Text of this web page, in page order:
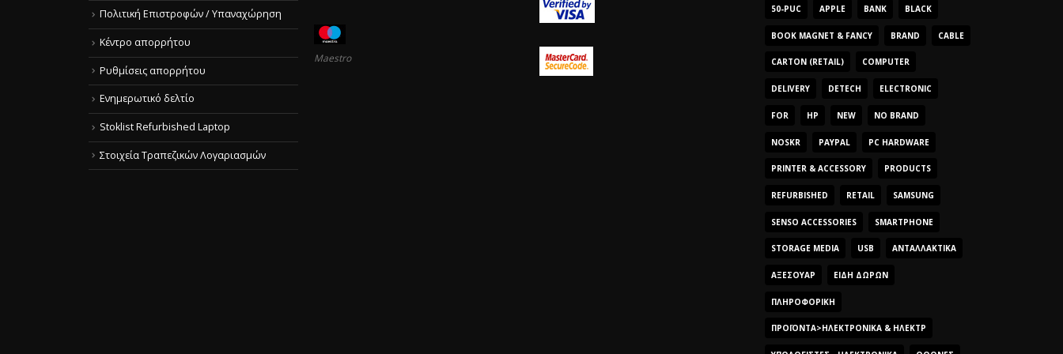
Πολιτική Επιστροφών / Υπαναχώρηση
Κέντρο απορρήτου
Ρυθμίσεις απορρήτου
Ενημερωτικό δελτίο
Stoklist Refurbished Laptop
Στοιχεία Τραπεζικών Λογαριασμών
Maestro
50-PUC APPLE BANK BLACK
BOOK MAGNET & FANCY BRAND CABLE
CARTON (RETAIL) COMPUTER
DELIVERY DETECH ELECTRONIC
FOR HP NEW NO BRAND
NOSKR PAYPAL PC HARDWARE
PRINTER & ACCESSORY PRODUCTS
REFURBISHED RETAIL SAMSUNG
SENSO ACCESSORIES SMARTPHONE
STORAGE MEDIA USB ΑΝΤΑΛΛΑΚΤΙΚΆ
ΑΞΕΣΟΥΆΡ ΕΊΔΗ ΔΏΡΩΝ
ΠΛΗΡΟΦΟΡΙΚΉ
ΠΡΟΪΌΝΤΑ>ΗΛΕΚΤΡΟΝΙΚΆ & ΗΛΕΚΤΡ